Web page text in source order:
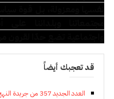
قد تعجبك أيضاً
العدد الجديد 357 من جريدة النهج الديمقراطي كاملا PDF